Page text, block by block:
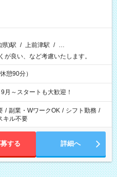
県)駅 / 上前津駅 / …
が良い、など考慮いたします。
憩90分）
～スタートも大歓迎！
/ 副業・WワークOK / シフト勤務 /
キル不要
する 詳細へ